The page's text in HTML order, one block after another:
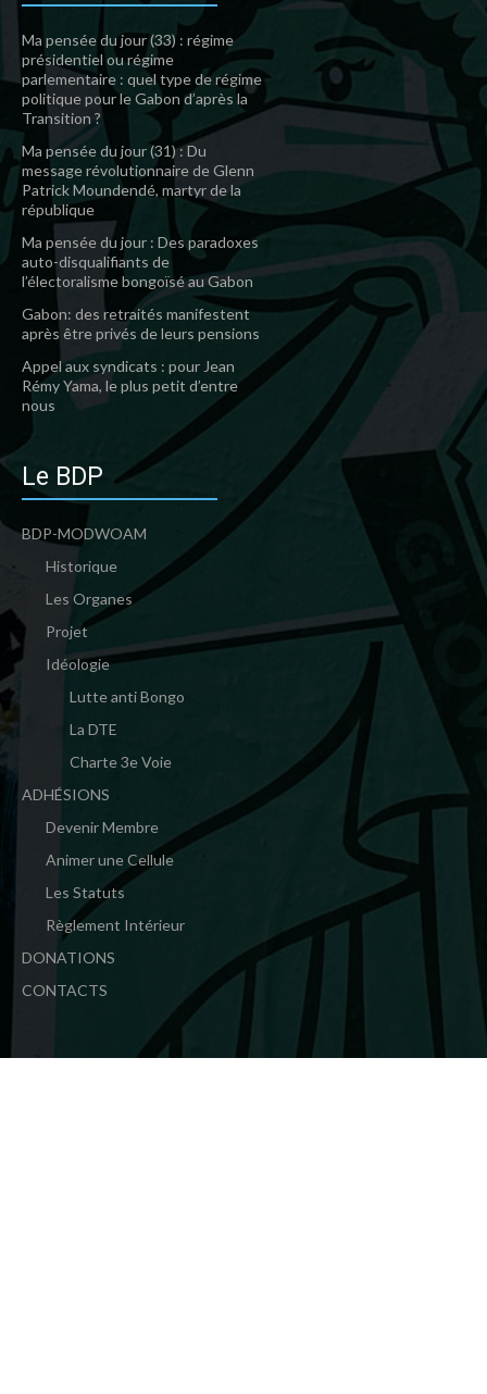
Ma pensée du jour (33) : régime
présidentiel ou régime
parlementaire : quel type de régime
politique pour le Gabon d’après la
Transition ?
Ma pensée du jour (31) : Du
message révolutionnaire de Glenn
Patrick Moundendé, martyr de la
république
Ma pensée du jour : Des paradoxes
auto-disqualifiants de
l’électoralisme bongoïsé au Gabon
Gabon: des retraités manifestent
après être privés de leurs pensions
Appel aux syndicats : pour Jean
Rémy Yama, le plus petit d’entre
nous
Le BDP
BDP-MODWOAM
Historique
Les Organes
Projet
Idéologie
Lutte anti Bongo
La DTE
Charte 3e Voie
ADHÉSIONS
Devenir Membre
Animer une Cellule
Les Statuts
Règlement Intérieur
DONATIONS
CONTACTS